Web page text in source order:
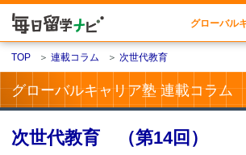
グローバル
TOP ＞ 連載コラム ＞ 次世代教育
グローバルキャリア塾 連載コラム
次世代教育 （第14回）